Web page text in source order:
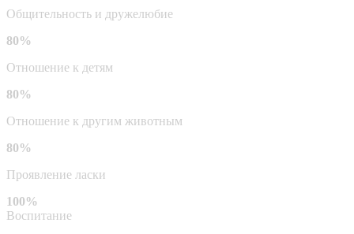
Общительность и дружелюбие
80%
Отношение к детям
80%
Отношение к другим животным
80%
Проявление ласки
100%
Воспитание